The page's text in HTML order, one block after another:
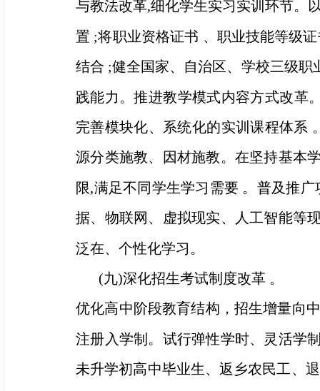
与教法改革,细化学生实习实训环节。
置 ;将职业资格证书 、职业技能等级
结合 ;健全国家、自治区、学校三级
践能力。推进教学模式内容方式改革
完善模块化、系统化的实训课程体系
源分类施教、因材施教。在坚持基本
限,满足不同学生学习需要 。普及推
据、物联网、虚拟现实、人工智能等
泛在、个性化学习。
(九)深化招生考试制度改革 。
优化高中阶段教育结构，招生增量向
注册入学制。试行弹性学时、灵活学
未升学初高中毕业生、返乡农民工、